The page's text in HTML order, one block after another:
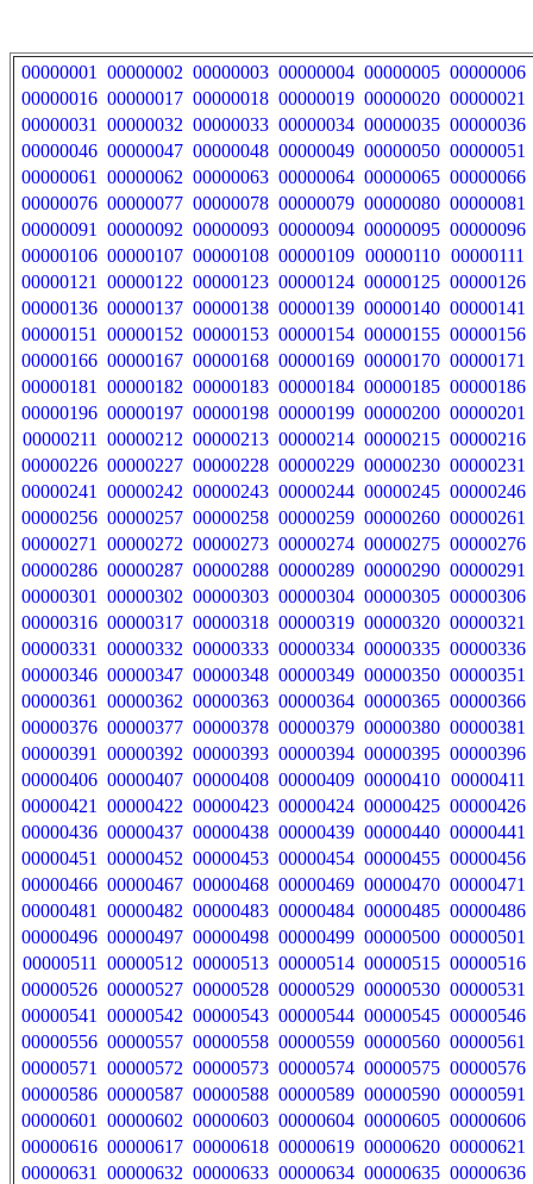
00000001 00000002 00000003 00000004 00000005 00000006
00000016 00000017 00000018 00000019 00000020 00000021
00000031
00000032 00000033 00000034 00000035 00000036
00000046 00000047 00000048 00000049 00000050 00000051
00000061
00000062 00000063 00000064 00000065 00000066
00000076 00000077 00000078 00000079 00000080 00000081
00000091
00000092 00000093 00000094 00000095 00000096
00000106 00000107 00000108 00000109 00000110 00000111
00000121
00000122 00000123 00000124 00000125 00000126
00000136 00000137 00000138 00000139 00000140 00000141
00000151
00000152 00000153 00000154 00000155 00000156
00000166 00000167 00000168 00000169 00000170 00000171
00000181
00000182 00000183 00000184 00000185 00000186
00000196 00000197 00000198 00000199 00000200 00000201
00000211
00000212 00000213 00000214 00000215 00000216
00000226 00000227 00000228 00000229 00000230 00000231
00000241
00000242 00000243 00000244 00000245 00000246
00000256 00000257 00000258 00000259 00000260 00000261
00000271
00000272 00000273 00000274 00000275 00000276
00000286 00000287 00000288 00000289 00000290 00000291
00000301
00000302 00000303 00000304 00000305 00000306
00000316 00000317 00000318 00000319 00000320 00000321
00000331
00000332 00000333 00000334 00000335 00000336
00000346 00000347 00000348 00000349 00000350 00000351
00000361
00000362 00000363 00000364 00000365 00000366
00000376 00000377 00000378 00000379 00000380 00000381
00000391
00000392 00000393 00000394 00000395 00000396
00000406 00000407 00000408 00000409 00000410 00000411
00000421
00000422 00000423 00000424 00000425 00000426
00000436 00000437 00000438 00000439 00000440 00000441
00000451
00000452 00000453 00000454 00000455 00000456
00000466 00000467 00000468 00000469 00000470 00000471
00000481
00000482 00000483 00000484 00000485 00000486
00000496 00000497 00000498 00000499 00000500 00000501
00000511
00000512 00000513 00000514 00000515 00000516
00000526 00000527 00000528 00000529 00000530 00000531
00000541
00000542 00000543 00000544 00000545 00000546
00000556 00000557 00000558 00000559 00000560 00000561
00000571
00000572 00000573 00000574 00000575 00000576
00000586 00000587 00000588 00000589 00000590 00000591
00000601
00000602 00000603 00000604 00000605 00000606
00000616 00000617 00000618 00000619 00000620 00000621
00000631
00000632 00000633 00000634 00000635 00000636